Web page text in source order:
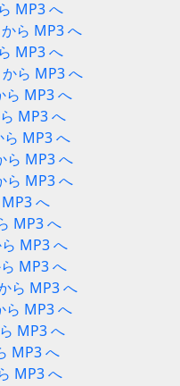
MP3 へ
ら MP3 へ
MP3 へ
ら MP3 へ
MP3 へ
MP3 へ
MP3 へ
ら MP3 へ
ら MP3 へ
へ
MP3 へ
MP3 へ
MP3 へ
ら MP3 へ
MP3 へ
MP3 へ
MP3 へ
MP3 へ